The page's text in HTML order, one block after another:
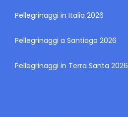
Pellegrinaggi in Italia 2026
Pellegrinaggi a Santiago 2026
Pellegrinaggi in Terra Santa 2026